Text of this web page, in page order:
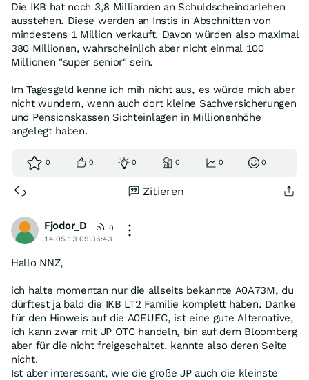
Die IKB hat noch 3,8 Milliarden an Schuldscheindarlehen
ausstehen. Diese werden an Instis in Abschnitten von
mindestens 1 Million verkauft. Davon würden also maximal
380 Millionen, wahrscheinlich aber nicht einmal 100
Millionen "super senior" sein.
Im Tagesgeld kenne ich mih nicht aus, es würde mich aber
nicht wundern, wenn auch dort kleine Sachversicherungen
und Pensionskassen Sichteinlagen in Millionenhöhe
angelegt haben.
0 0 0 0 0 0
Zitieren
Fjodor_D
0
14.05.13 09:36:43
Hallo NNZ,
ich halte momentan nur die allseits bekannte A0A73M, du
dürftest ja bald die IKB LT2 Familie komplett haben. Danke
für den Hinweis auf die A0EUEC, ist eine gute Alternative,
ich kann zwar mit JP OTC handeln, bin auf dem Bloomberg
aber für die nicht freigeschaltet. kannte also deren Seite
nicht.
Ist aber interessant, wie die große JP auch die kleinste